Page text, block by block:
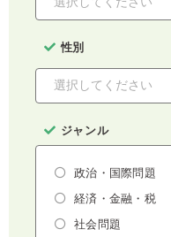
性別
ジャンル
政治・国際問題
経済・金融・税
社会問題